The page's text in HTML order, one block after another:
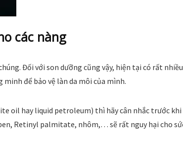
các nàng
Đối với son dưỡng cũng vậy, hiện tại có rất nhiều
để bảo vệ làn da môi của mình.
oil hay liquid petroleum) thì hãy cân nhắc trước khi
Retinyl palmitate, nhôm,… sẽ rất nguy hại cho